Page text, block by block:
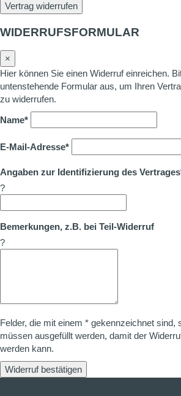
Vertrag widerrufen
WIDERRUFSFORMULAR
×
Hier können Sie einen Widerruf einreichen.
untenstehende Formular aus, um Ihren
zu widerrufen.
Name*
E-Mail-Adresse*
Angaben zur Identifizierung des
?
Bemerkungen, z.B. bei Teil-Widerruf
?
Felder, die mit einem * gekennzeichnet sind,
müssen ausgefüllt werden, damit der
werden kann.
Widerruf bestätigen